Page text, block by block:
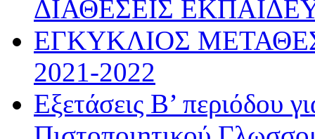
ΔΙΑΘΕΣΕΙΣ
ΕΓΚΥΚΛΙΟΣ
2021-2022
Εξετάσεις Β’ περιόδου